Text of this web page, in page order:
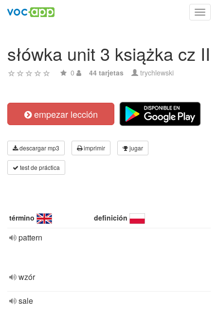
słówka unit 3 książka cz II
0 44 tarjetas trychlewski
empezar lección
descargar mp3 imprimir jugar
test de práctica
término definición
pattern
wzór
sale